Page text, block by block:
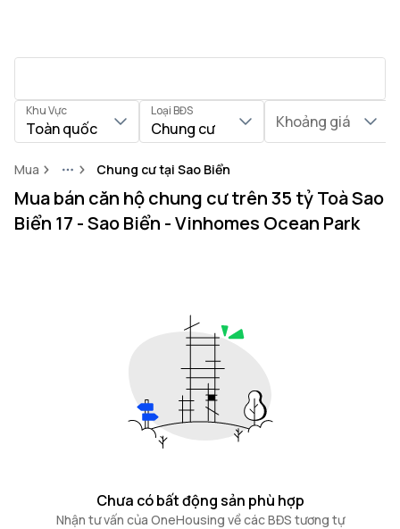
Khu Vực
Toàn quốc
Loại BĐS
Chung cư Khoảng giá
Mua MoreChung cư tại Sao Biển
Mua bán căn hộ chung cư trên 35 tỷ Toà Sao
Biển 17 - Sao Biển - Vinhomes Ocean Park
Chưa có bất động sản phù hợp
Nhận tư vấn của OneHousing về các BĐS tương tự